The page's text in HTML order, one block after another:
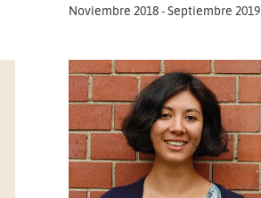
Noviembre 2018 - Septiembre 2019